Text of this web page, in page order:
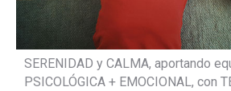
SERENIDAD y CALMA, aportando
PSICOLÓGICA + EMOCIONAL, con